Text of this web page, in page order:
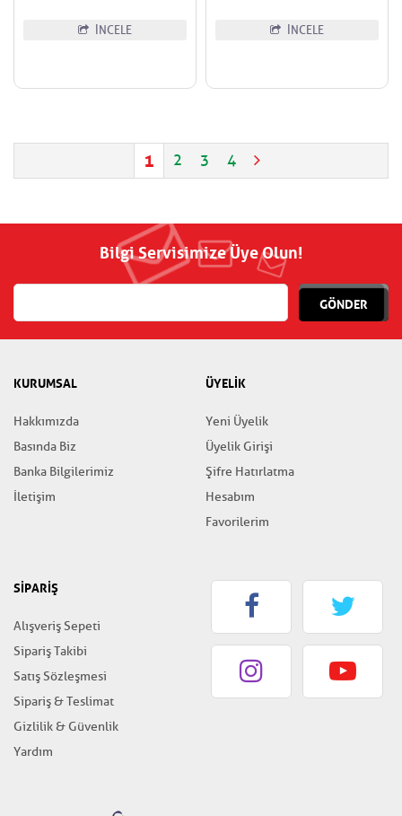
İNCELE İNCELE
1 2 3 4
Bilgi Servisimize Üye Olun!
GÖNDER
KURUMSAL
Hakkımızda
Basında Biz
Banka Bilgilerimiz
İletişim
ÜYELİK
Yeni Üyelik
Üyelik Girişi
Şifre Hatırlatma
Hesabım
Favorilerim
SİPARİŞ
Alışveriş Sepeti
Sipariş Takibi
Satış Sözleşmesi
Sipariş & Teslimat
Gizlilik & Güvenlik
Yardım